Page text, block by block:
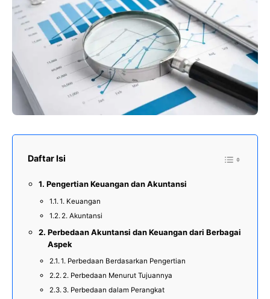
Daftar Isi
Pengertian Keuangan dan Akuntansi
1. Keuangan
2. Akuntansi
Perbedaan Akuntansi dan Keuangan dari Berbagai
Aspek
1. Perbedaan Berdasarkan Pengertian
2. Perbedaan Menurut Tujuannya
3. Perbedaan dalam Perangkat